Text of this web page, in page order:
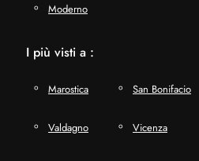
Moderno
I più visti a :
Marostica San Bonifacio
Valdagno Vicenza